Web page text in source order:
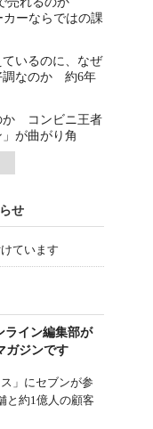
ーならではの課
いるのに、なぜ
調なのか 約6年
か コンビニ王者
が曲がり角
せ
ています
ライン編集部が
ガジンです
」にセブンが参
と約1億人の顧客